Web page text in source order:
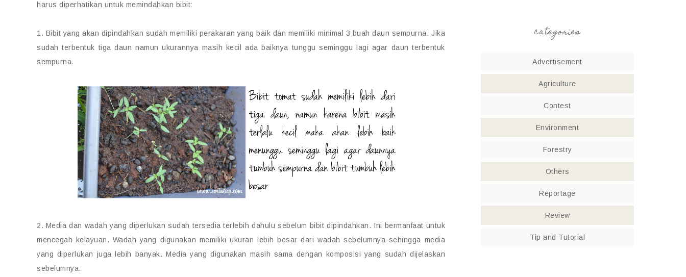
harus diperhatikan untuk memindahkan bibit:
1. Bibit yang akan dipindahkan sudah memiliki perakaran yang baik dan memiliki minimal 3 buah daun sempurna. Jika
sudah terbentuk tiga daun namun ukurannya masih kecil ada baiknya tunggu seminggu lagi agar daun terbentuk
sempurna.
2. Media dan wadah yang diperlukan sudah tersedia terlebih dahulu sebelum bibit dipindahkan. Ini bermanfaat untuk
mencegah kelayuan. Wadah yang digunakan memiliki ukuran lebih besar dari wadah sebelumnya sehingga media
yang diperlukan juga lebih banyak. Media yang digunakan masih sama dengan komposisi yang sudah dijelaskan
sebelumnya.
categories
Advertisement
Agriculture
Contest
Environment
Forestry
Others
Reportage
Review
Tip and Tutorial